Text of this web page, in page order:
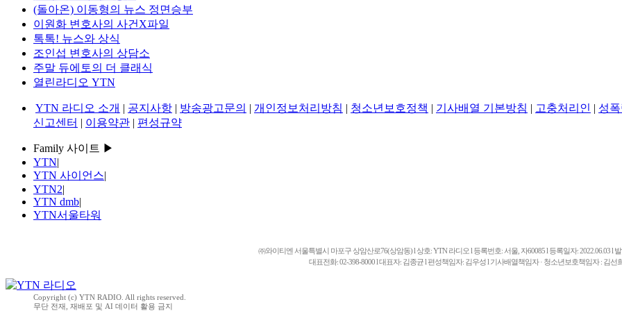
(돌아온) 이동형의 뉴스 정면승부
이원화 변호사의 사건X파일
톡톡! 뉴스와 상식
조인섭 변호사의 상담소
주말 듀에토의 더 클래식
열린라디오 YTN
YTN 라디오 소개 | 공지사항 | 방송광고문의 | 개인정보처리방침 | 청소년보호정책 | 기사배열 기본방침 | 고충처리인 | 성폭
신고센터 | 이용약관 | 편성규약
Family 사이트 ▶
YTN|
YTN 사이언스|
YTN2|
YTN dmb|
YTN서울타워
㈜와이티엔 서울특별시 마포구 상암산로76(상암동) l 상호: YTN 라디오 l 등록번호: 서울, 자60085 l 등록일자: 2022.06.03 l 발
대표전화: 02-398-8000 l 대표자: 김종균 l 편성책임자: 김우성 l 기사배열책임자 · 청소년보호책임자 : 김선
Copyright (c) YTN RADIO. All rights reserved.
무단 전재, 재배포 및 AI 데이터 활용 금지